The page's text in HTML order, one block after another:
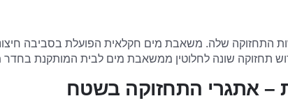
התחזוקה שלה. משאבת מים חקלאית הפועלת בסביבה
תחזוקה שונה לחלוטין ממשאבת מים לבית המותקנת בחדר
– אתגרי התחזוקה בשטח